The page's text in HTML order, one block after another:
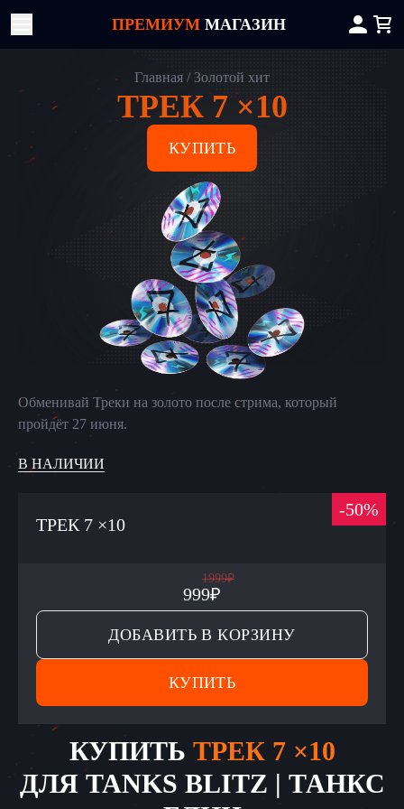
ПРЕМИУМ МАГАЗИН
Обменивай Треки на золото после стрима, который
пройдёт 27 июня.
В НАЛИЧИИ
-50%
ТРЕК 7 ×10
999₽
1999₽
ДОБАВИТЬ В КОРЗИНУ
КУПИТЬ
Главная Золотой хит
ТРЕК 7 ×10
КУПИТЬ
КУПИТЬ ТРЕК 7 ×10
ДЛЯ TANKS BLITZ | ТАНКС